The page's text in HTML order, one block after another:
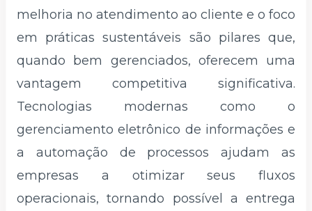
melhoria no atendimento ao cliente e o foco
em práticas sustentáveis ​​são pilares que,
quando bem gerenciados, oferecem uma
vantagem competitiva significativa.
Tecnologias modernas como o
gerenciamento eletrônico de informações e
a automação de processos ajudam as
empresas a otimizar seus fluxos
operacionais, tornando possível a entrega